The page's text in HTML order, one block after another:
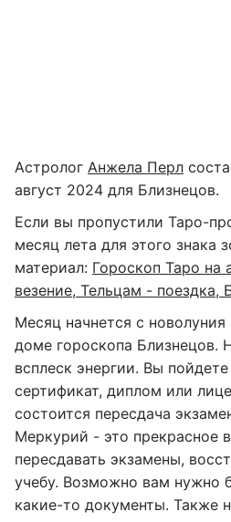
Астролог Анжела Перл
август 2024 для Близнецов.
Если вы пропустили Таро-
месяц лета для этого знака
материал: Гороскоп Таро на
везение, Тельцам - поездка,
Месяц начнется с новолуния
доме гороскопа Близнецов.
всплеск энергии. Вы
сертификат, диплом или
состоится пересдача
Меркурий - это прекрасное
пересдавать экзамены,
учебу. Возможно вам нужно
какие-то документы. Также